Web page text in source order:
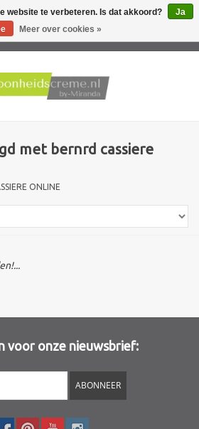
met bernrd cassiere
ONLINE
voor onze nieuwsbrief:
ABONNEER
website te verbeteren. Is dat akkoord?
Ja
Meer over cookies »